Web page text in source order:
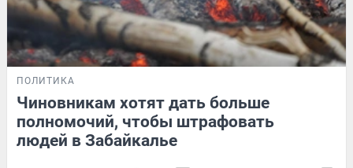
ПОЛИТИКА
Чиновникам хотят дать больше
полномочий, чтобы штрафовать
людей в Забайкалье